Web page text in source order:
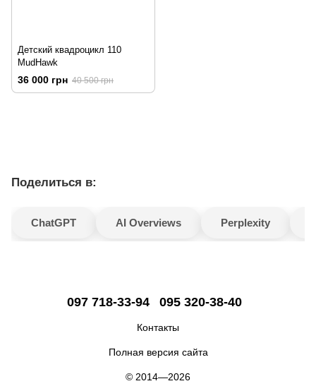
Детский квадроцикл 110
MudHawk
36 000 грн 40 500 грн
Поделиться в:
ChatGPT AI Overviews Perplexity
097 718-33-94 095 320-38-40
Контакты
Полная версия сайта
© 2014—2026